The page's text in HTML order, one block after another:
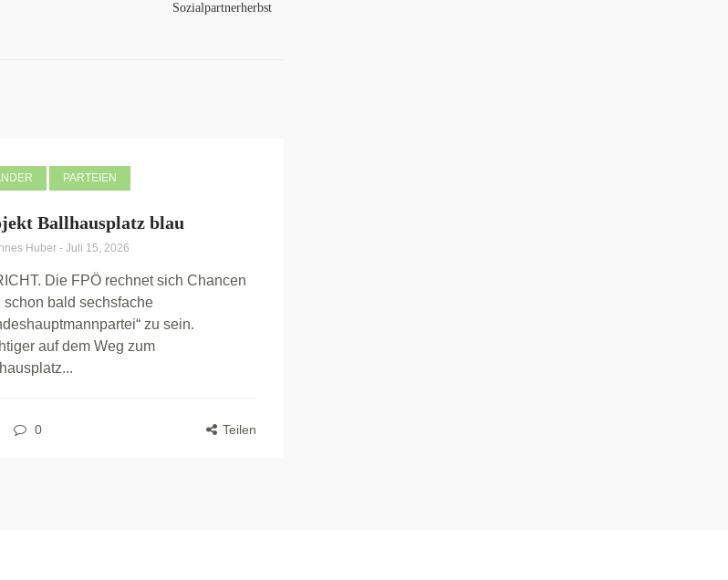
Sozialpartnerherbst
PARTEIEN
Ballhausplatz blau
Huber - Juli 15, 2026
Die FPÖ rechnet sich Chancen
schon bald sechsfache
zu sein.
auf dem Weg zum
0 Teilen